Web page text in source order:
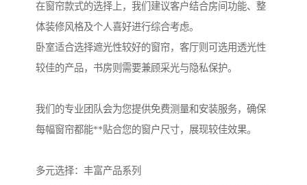
在窗帘款式的选择上，我们建议客户结合房间功能、整
体装修风格及个人喜好进行综合考虑。
卧室适合选择遮光性较好的窗帘，客厅则可选用透光性
较佳的产品，书房则需要兼顾采光与隐私保护。
我们的专业团队会为您提供免费测量和安装服务，确保
每幅窗帘都能**贴合您的窗户尺寸，展现较佳效果。
多元选择：丰富产品系列